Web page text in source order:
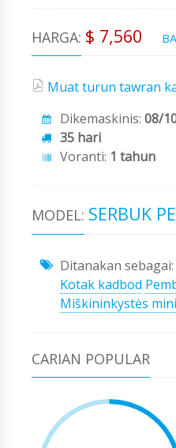
HARGA: $ 7,560
Muat turun tawran
Dikemaskinis: 08/
35 hari
Voranti: 1 tahun
MODEL: SERBUK
Ditanakan sebagai:
Kotak kadbod
Miškininkystės
CARIAN POPULAR